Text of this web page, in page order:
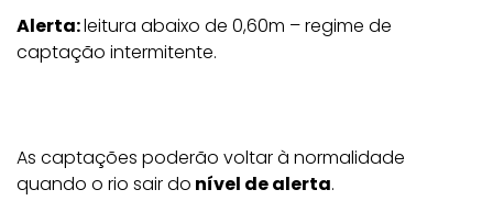
Alerta:leitura abaixo de 0,60m – regime de
captação intermitente.
As captações poderão voltar à normalidade
quando o rio sair do nível de alerta.